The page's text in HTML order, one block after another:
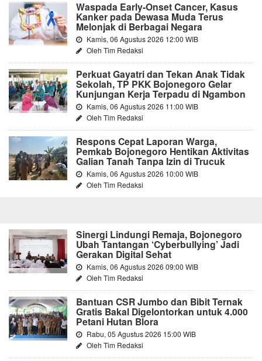
Waspada Early-Onset Cancer, Kasus
Kanker pada Dewasa Muda Terus
Melonjak di Berbagai Negara
Kamis, 06 Agustus 2026 12:00 WIB
Oleh Tim Redaksi
Perkuat Gayatri dan Tekan Anak Tidak
Sekolah, TP PKK Bojonegoro Gelar
Kunjungan Kerja Terpadu di Ngambon
Kamis, 06 Agustus 2026 11:00 WIB
Oleh Tim Redaksi
Respons Cepat Laporan Warga,
Pemkab Bojonegoro Hentikan Aktivitas
Galian Tanah Tanpa Izin di Trucuk
Kamis, 06 Agustus 2026 10:00 WIB
Oleh Tim Redaksi
Sinergi Lindungi Remaja, Bojonegoro
Ubah Tantangan ‘Cyberbullying’ Jadi
Gerakan Digital Sehat
Kamis, 06 Agustus 2026 09:00 WIB
Oleh Tim Redaksi
Bantuan CSR Jumbo dan Bibit Ternak
Gratis Bakal Digelontorkan untuk 4.000
Petani Hutan Blora
Rabu, 05 Agustus 2026 15:00 WIB
Oleh Tim Redaksi